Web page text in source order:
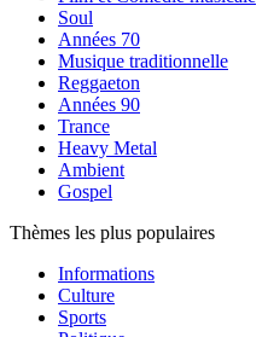
Soul
Années 70
Musique traditionnelle
Reggaeton
Années 90
Trance
Heavy Metal
Ambient
Gospel
Thèmes les plus populaires
Informations
Culture
Sports